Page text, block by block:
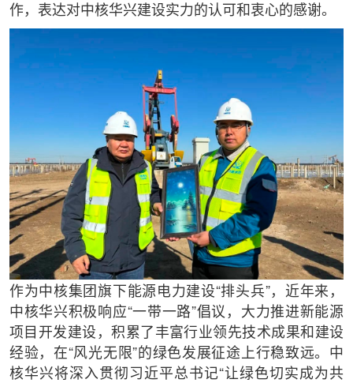
作，表达对中核华兴建设实力的认可和衷心的感谢。
作为中核集团旗下能源电力建设“排头兵”，近年来，
中核华兴积极响应“一带一路”倡议，大力推进新能源
项目开发建设，积累了丰富行业领先技术成果和建设
经验，在“风光无限”的绿色发展征途上行稳致远。中
核华兴将深入贯彻习近平总书记“让绿色切实成为共